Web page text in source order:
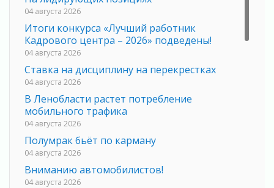
04 августа 2026
Итоги конкурса «Лучший работник
Кадрового центра – 2026» подведены!
04 августа 2026
Ставка на дисциплину на перекрестках
04 августа 2026
В Ленобласти растет потребление
мобильного трафика
04 августа 2026
Полумрак бьёт по карману
04 августа 2026
Вниманию автомобилистов!
04 августа 2026